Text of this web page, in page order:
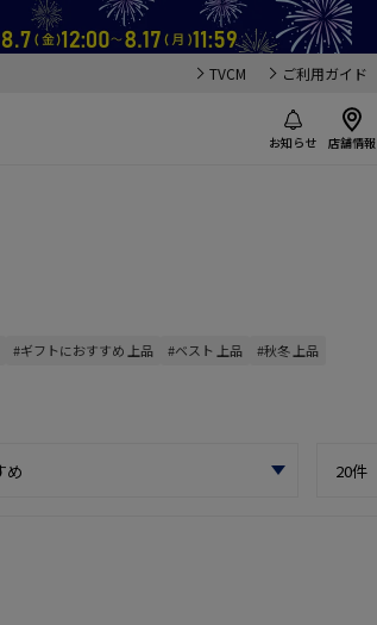
TVCM ご利用ガイド
お知らせ 店舗情報
#ギフトにおすすめ 上品 #ベスト 上品 #秋冬 上品